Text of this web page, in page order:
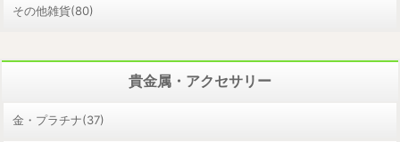
その他雑貨(80)
貴金属・アクセサリー
金・プラチナ(37)